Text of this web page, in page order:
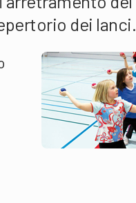
dei lanci.